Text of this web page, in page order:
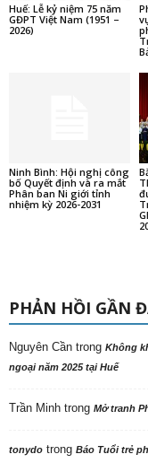
Huế: Lễ kỷ niệm 75 năm
GĐPT Việt Nam (1951 –
2026)
Ninh Bình: Hội nghị công
bố Quyết định và ra mắt
Phân ban Ni giới tỉnh
nhiệm kỳ 2026-2031
PHẢN HỒI GẦN
Nguyên Cần trong Không
ngoại năm 2025 tại Huế
Trần Minh trong Mở tranh
tonydo trong Báo Tuổi trẻ